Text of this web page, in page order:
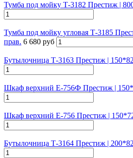
Тумба под мойку Т-3182 Престиж |
Тумба под мойку угловая Т-3185
прав. 6 680 руб
Бутылочница Т-3163 Престиж |
Шкаф верхний Е-756Ф Престиж |
Шкаф верхний Е-756 Престиж |
Бутылочница Т-3164 Престиж |